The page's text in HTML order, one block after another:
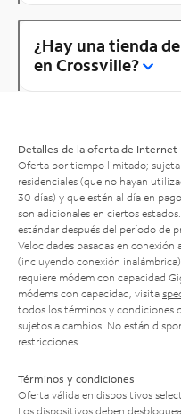
¿Hay una tienda
en Crossville?
Detalles de la oferta de Internet
Oferta por tiempo limitado;
residenciales (que no hayan
30 días) y que estén al día en
son adicionales en ciertos
estándar después del período de
Velocidades basadas en conexión
(incluyendo conexión
requiere módem con capacidad
módems con capacidad, visita
todos los términos y condiciones
sujetos a cambios. No están
restricciones.
Términos y condiciones
Oferta válida en dispositivos
Los dispositivos deben